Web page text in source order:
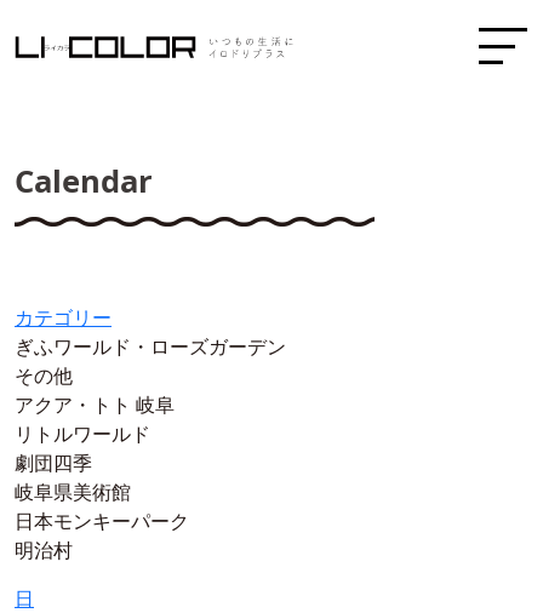
Calendar
カテゴリー
ぎふワールド・ローズガーデン
その他
アクア・トト 岐阜
リトルワールド
劇団四季
岐阜県美術館
日本モンキーパーク
明治村
日